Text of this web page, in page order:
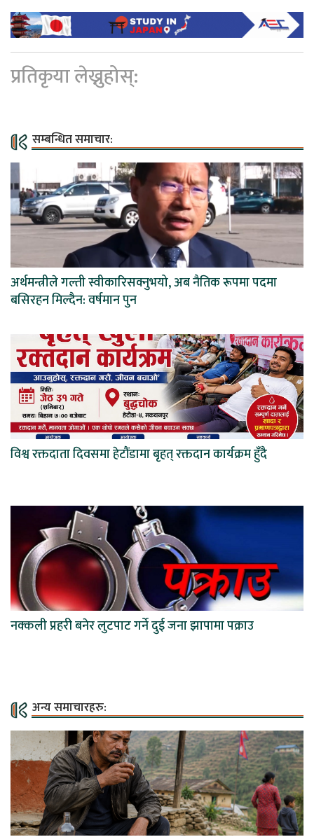
प्रतिकृया लेख्नुहोस्:
सम्बन्धित समाचार:
अर्थमन्त्रीले गल्ती स्वीकारिसक्नुभयो, अब नैतिक रूपमा पदमा
बसिरहन मिल्दैन: वर्षमान पुन
विश्व रक्तदाता दिवसमा हेटौंडामा बृहत् रक्तदान कार्यक्रम हुँदै
नक्कली प्रहरी बनेर लुटपाट गर्ने दुई जना झापामा पक्राउ
अन्य समाचारहरु: